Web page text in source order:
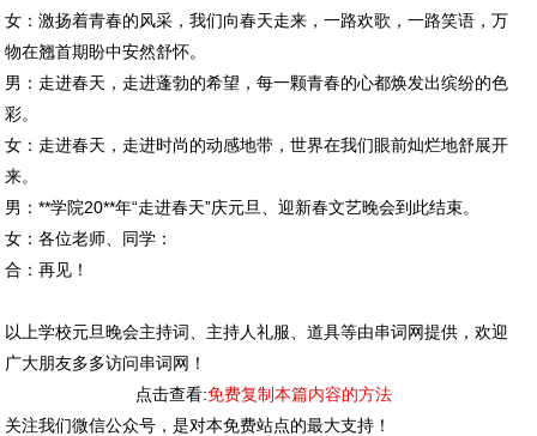
女：激扬着青春的风采，我们向春天走来，一路欢歌，一路笑语，万
物在翘首期盼中安然舒怀。
男：走进春天，走进蓬勃的希望，每一颗青春的心都焕发出缤纷的色
彩。
女：走进春天，走进时尚的动感地带，世界在我们眼前灿烂地舒展开
来。
男：**学院20**年“走进春天”庆元旦、迎新春文艺晚会到此结束。
女：各位老师、同学：
合：再见！
以上学校元旦晚会主持词、主持人礼服、道具等由串词网提供，欢迎
广大朋友多多访问串词网！
点击查看:免费复制本篇内容的方法
关注我们微信公众号，是对本免费站点的最大支持！